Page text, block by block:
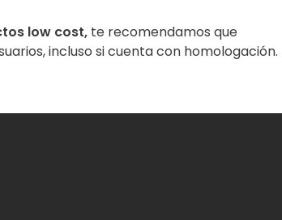
low cost, te recomendamos que
incluso si cuenta con homologación.